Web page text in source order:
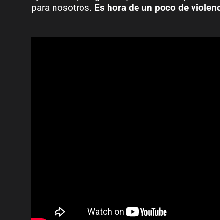
para nosotros. Es hora de un poco de